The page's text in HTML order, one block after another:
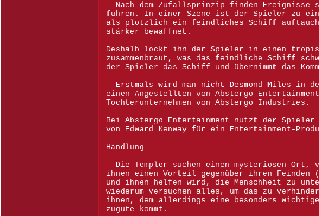
- Nach dem Zufallsprinzip finden Ereignisse
führen. In einer Szene ist der Spieler zu
als plötzlich ein feindliches Schiff
stärker bewaffnet.
Deshalb lockt ihn der Spieler in einen
zusammenbraut, was das feindliche Schiff
der Spieler das Schiff und übernimmt das
- Erstmals wird man nicht Desmond Miles in
einen Angestellten von Abstergo
Tochterunternehmen von Abstergo Industries.
Bei Abstergo Entertainment nutzt der Spieler
von Edward Kenway für ein Entertainment-
Handlung
- Die Templer suchen einen mysteriösen Ort,
ihnen einen Vorteil gegenüber ihren Feinden
und ihnen helfen wird, die Menschheit zu
wiederum versuchen alles, um das zu
ihnen, dem allerdings eine besonders
zugute kommt.